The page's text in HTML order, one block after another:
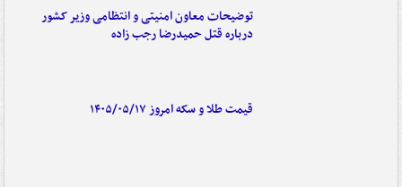
توضیحات معاون امنیتی و انتظامی وزیر کشور
درباره قتل حمیدرضا رجب زاده
قیمت طلا و سکه امروز ۱۴۰۵/۰۵/۱۷